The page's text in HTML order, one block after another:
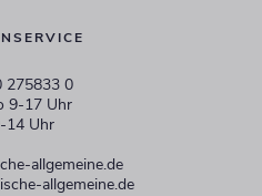
275833 0
9-17 Uhr
14 Uhr
allgemeine.de
allgemeine.de